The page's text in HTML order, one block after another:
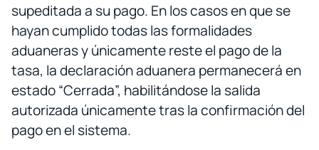
supeditada a su pago. En los casos en que se
hayan cumplido todas las formalidades
aduaneras y únicamente reste el pago de la
tasa, la declaración aduanera permanecerá en
estado “Cerrada”, habilitándose la salida
autorizada únicamente tras la confirmación del
pago en el sistema.